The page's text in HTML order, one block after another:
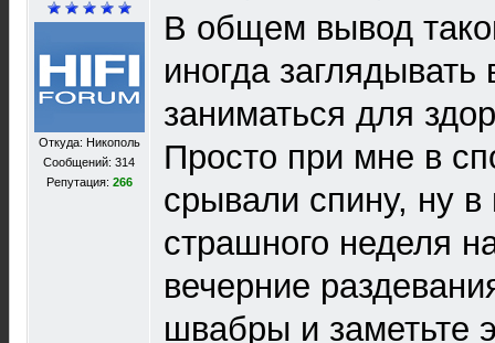
Откуда: Никополь
Сообщений: 314
Репутация: 266
В общем вывод
иногда заглядывать
заниматься для
Просто при мне в
срывали спину, ну в
страшного неделя
вечерние
швабры и заметьте